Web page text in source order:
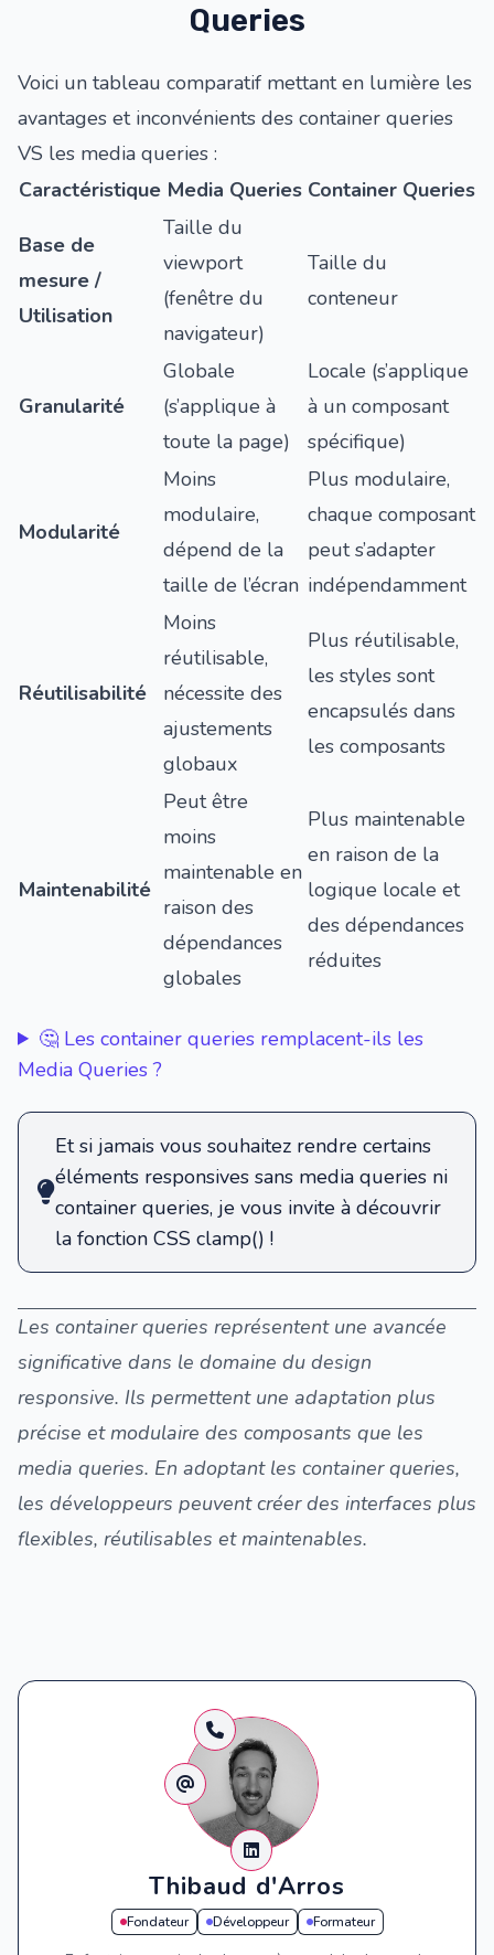
Queries
Voici un tableau comparatif mettant en lumière les
avantages et inconvénients des container queries
VS les media queries :
Caractéristique Media Queries Container Queries
Base de
mesure /
Utilisation
Taille du
viewport
(fenêtre du
navigateur)
Taille du
conteneur
Granularité
Globale
(s’applique à
toute la page)
Locale (s’applique
à un composant
spécifique)
Modularité
Moins
modulaire,
dépend de la
taille de l’écran
Plus modulaire,
chaque composant
peut s’adapter
indépendamment
Réutilisabilité
Moins
réutilisable,
nécessite des
ajustements
globaux
Plus réutilisable,
les styles sont
encapsulés dans
les composants
Maintenabilité
Peut être
moins
maintenable en
raison des
dépendances
globales
Plus maintenable
en raison de la
logique locale et
des dépendances
réduites
🤔 Les container queries remplacent-ils les
Media Queries ?
Et si jamais vous souhaitez rendre certains
éléments responsives sans media queries ni
container queries, je vous invite à découvrir
la fonction CSS clamp() !
Les container queries représentent une avancée
significative dans le domaine du design
responsive. Ils permettent une adaptation plus
précise et modulaire des composants que les
media queries. En adoptant les container queries,
les développeurs peuvent créer des interfaces plus
flexibles, réutilisables et maintenables.
Thibaud d'Arros
Fondateur Développeur Formateur